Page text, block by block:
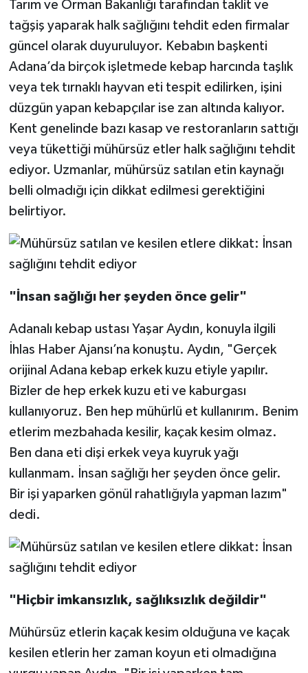
Tarım ve Orman Bakanlığı tarafından taklit ve
tağşiş yaparak halk sağlığını tehdit eden firmalar
güncel olarak duyuruluyor. Kebabın başkenti
Adana’da birçok işletmede kebap harcında taşlık
veya tek tırnaklı hayvan eti tespit edilirken, işini
düzgün yapan kebapçılar ise zan altında kalıyor.
Kent genelinde bazı kasap ve restoranların sattığı
veya tükettiği mühürsüz etler halk sağlığını tehdit
ediyor. Uzmanlar, mühürsüz satılan etin kaynağı
belli olmadığı için dikkat edilmesi gerektiğini
belirtiyor.
"İnsan sağlığı her şeyden önce gelir"
Adanalı kebap ustası Yaşar Aydın, konuyla ilgili
İhlas Haber Ajansı’na konuştu. Aydın, "Gerçek
orijinal Adana kebap erkek kuzu etiyle yapılır.
Bizler de hep erkek kuzu eti ve kaburgası
kullanıyoruz. Ben hep mühürlü et kullanırım. Benim
etlerim mezbahada kesilir, kaçak kesim olmaz.
Ben dana eti dişi erkek veya kuyruk yağı
kullanmam. İnsan sağlığı her şeyden önce gelir.
Bir işi yaparken gönül rahatlığıyla yapman lazım"
dedi.
"Hiçbir imkansızlık, sağlıksızlık değildir"
Mühürsüz etlerin kaçak kesim olduğuna ve kaçak
kesilen etlerin her zaman koyun eti olmadığına